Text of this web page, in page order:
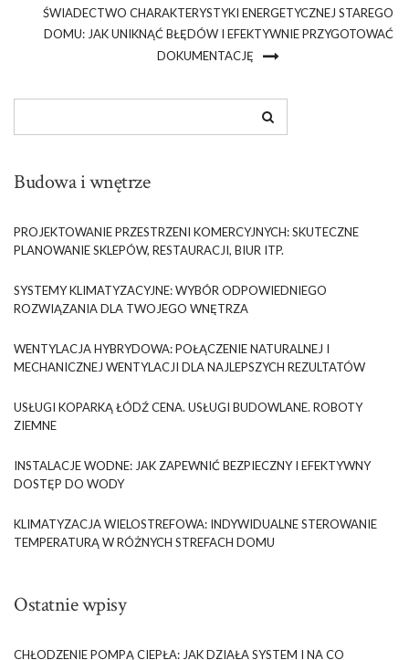
ŚWIADECTWO CHARAKTERYSTYKI ENERGETYCZNEJ STAREGO
DOMU: JAK UNIKNĄĆ BŁĘDÓW I EFEKTYWNIE PRZYGOTOWAĆ
DOKUMENTACJĘ
Budowa i wnętrze
PROJEKTOWANIE PRZESTRZENI KOMERCYJNYCH: SKUTECZNE
PLANOWANIE SKLEPÓW, RESTAURACJI, BIUR ITP.
SYSTEMY KLIMATYZACYJNE: WYBÓR ODPOWIEDNIEGO
ROZWIĄZANIA DLA TWOJEGO WNĘTRZA
WENTYLACJA HYBRYDOWA: POŁĄCZENIE NATURALNEJ I
MECHANICZNEJ WENTYLACJI DLA NAJLEPSZYCH REZULTATÓW
USŁUGI KOPARKĄ ŁÓDŹ CENA. USŁUGI BUDOWLANE. ROBOTY
ZIEMNE
INSTALACJE WODNE: JAK ZAPEWNIĆ BEZPIECZNY I EFEKTYWNY
DOSTĘP DO WODY
KLIMATYZACJA WIELOSTREFOWA: INDYWIDUALNE STEROWANIE
TEMPERATURĄ W RÓŻNYCH STREFACH DOMU
Ostatnie wpisy
CHŁODZENIE POMPĄ CIEPŁA: JAK DZIAŁA SYSTEM I NA CO